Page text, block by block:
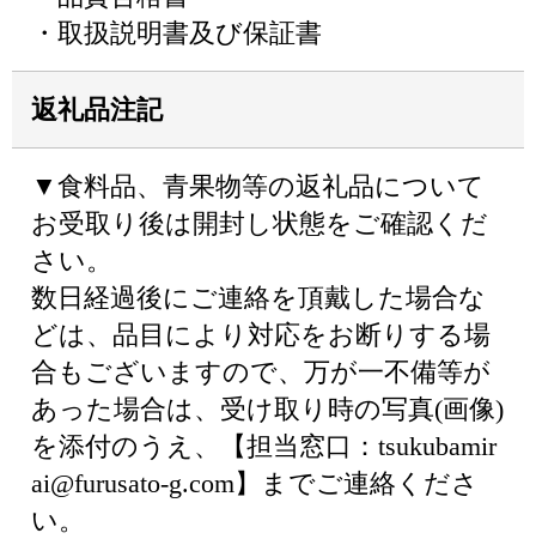
・取扱説明書及び保証書
返礼品注記
▼食料品、青果物等の返礼品について
お受取り後は開封し状態をご確認くだ
さい。
数日経過後にご連絡を頂戴した場合な
どは、品目により対応をお断りする場
合もございますので、万が一不備等が
あった場合は、受け取り時の写真(画像)
を添付のうえ、【担当窓口：tsukubamir
ai@furusato-g.com】までご連絡くださ
い。